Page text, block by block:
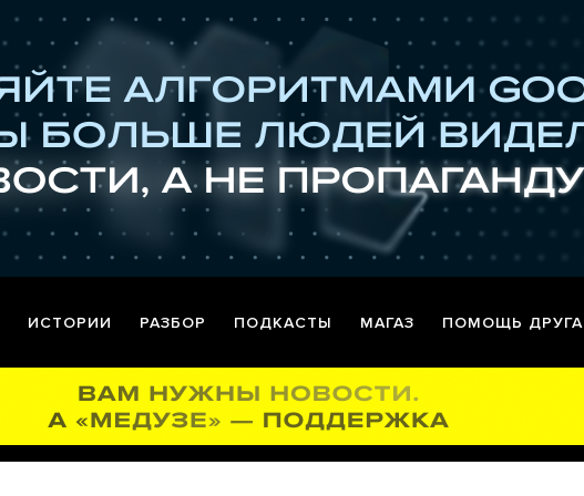
ИСТОРИИ РАЗБОР ПОДКАСТЫ МАГАЗ ПОМОЩЬ ДРУГА